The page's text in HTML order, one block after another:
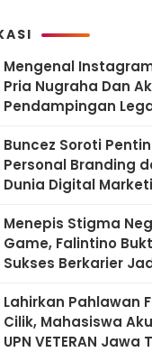
Mengenal
Pria Nugraha Dan
Pendampingan
‎Buncez Soroti
Personal Branding
Dunia Digital
Menepis Stigma
Game, Falintino
Sukses Berkarier
Lahirkan Pahlawan
Cilik, Mahasiswa
UPN VETERAN Jawa